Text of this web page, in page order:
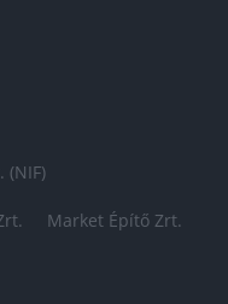
(NIF)
Market Építő Zrt.